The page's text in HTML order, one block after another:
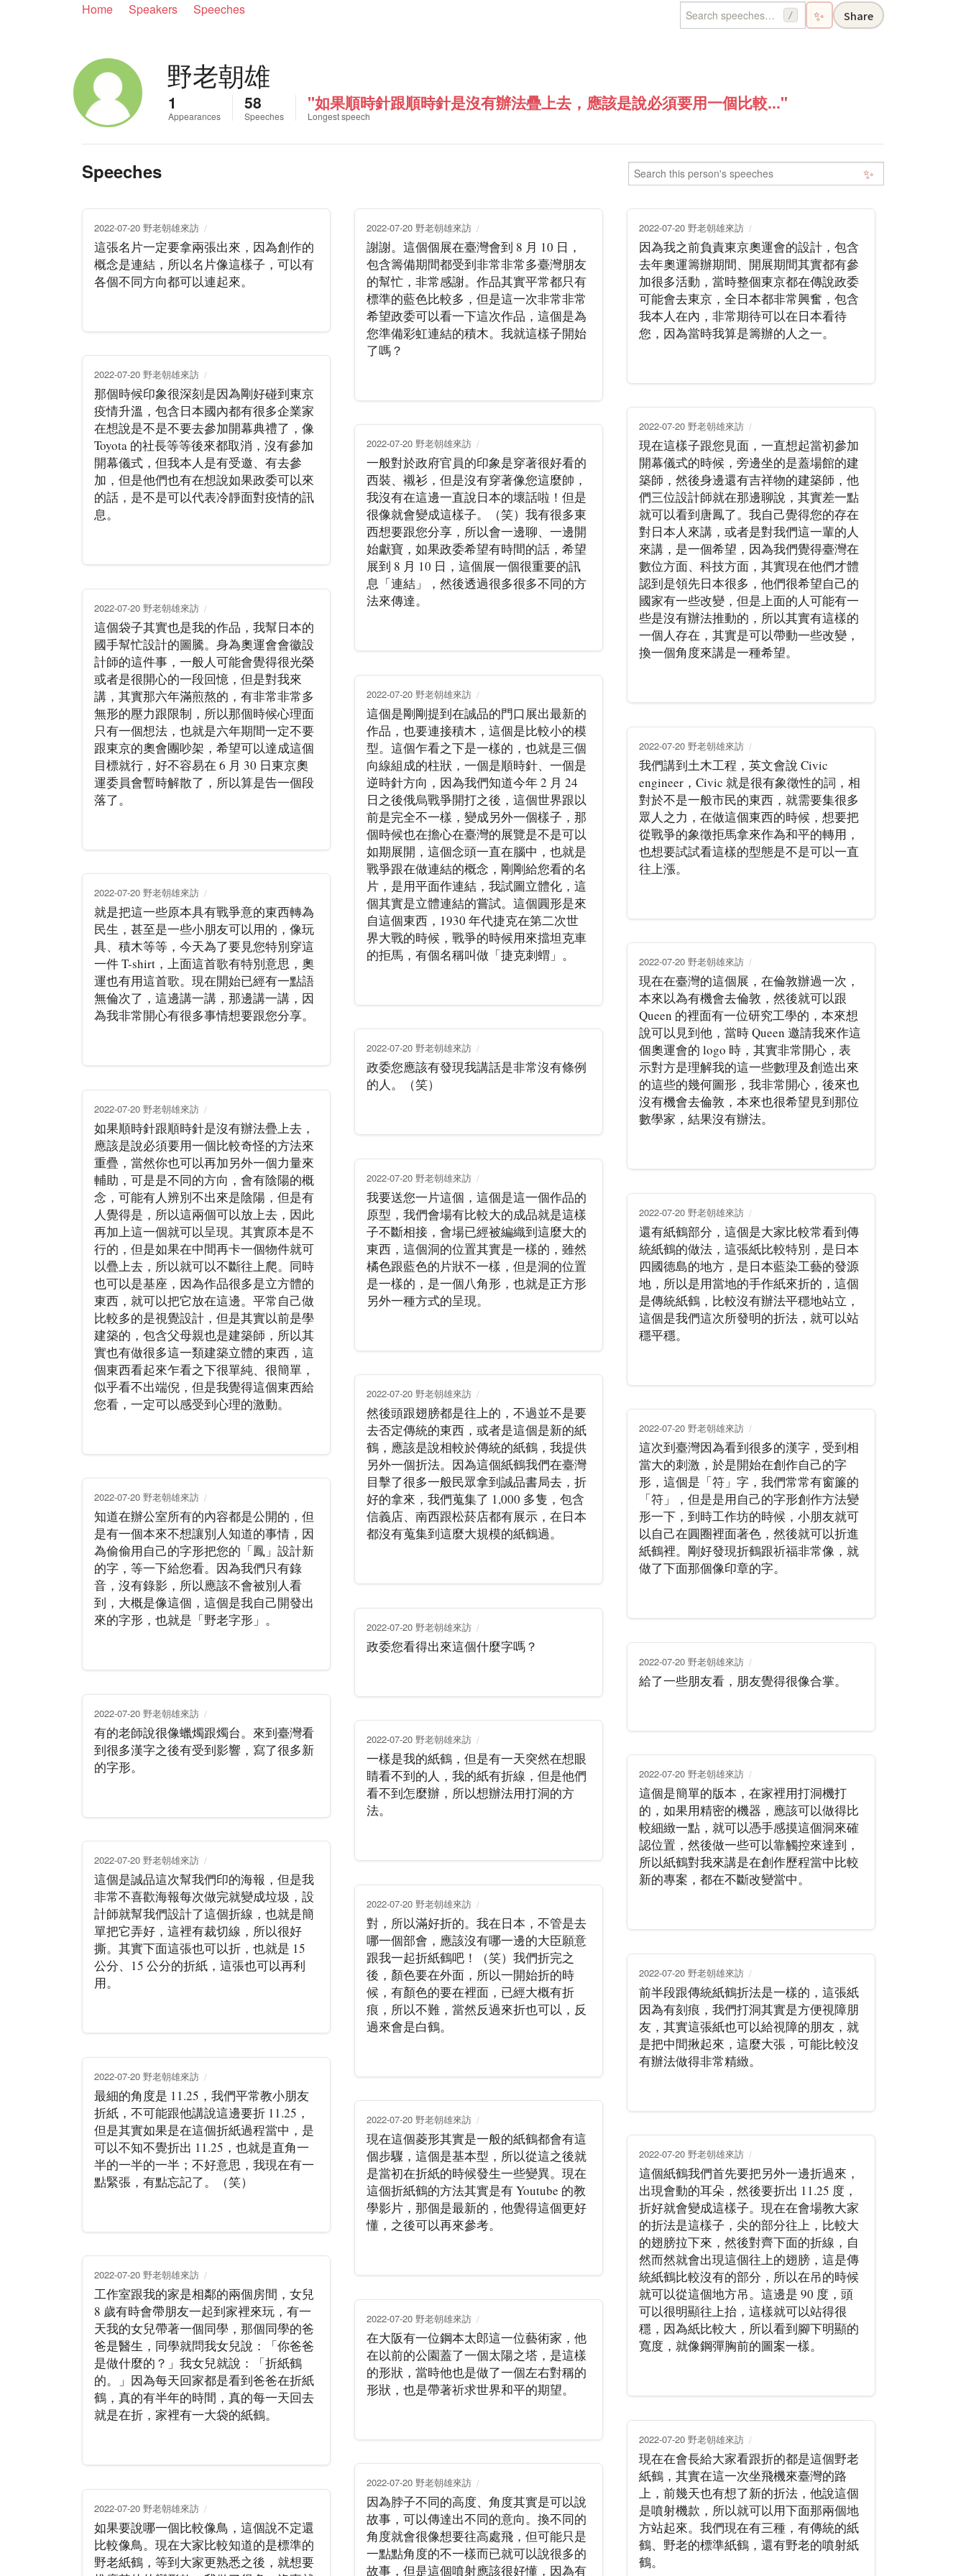
Home Speakers Speeches / ✨ Share
野老朝雄
1
Appearances
58
Speeches
"如果順時針跟順時針是沒有辦法疊上去，應該是說必須要用一個比較..."
Longest speech
Speeches ✨
2022-07-20 野老朝雄來訪
這張名片一定要拿兩張出來，因為創作的
概念是連結，所以名片像這樣子，可以有
各個不同方向都可以連起來。
2022-07-20 野老朝雄來訪
謝謝。這個個展在臺灣會到 8 月 10 日，
包含籌備期間都受到非常非常多臺灣朋友
的幫忙，非常感謝。作品其實平常都只有
標準的藍色比較多，但是這一次非常非常
希望政委可以看一下這次作品，這個是為
您準備彩虹連結的積木。我就這樣子開始
了嗎？
2022-07-20 野老朝雄來訪
因為我之前負責東京奧運會的設計，包含
去年奧運籌辦期間、開展期間其實都有參
加很多活動，當時整個東京都在傳說政委
可能會去東京，全日本都非常興奮，包含
我本人在內，非常期待可以在日本看待
您，因為當時我算是籌辦的人之一。
2022-07-20 野老朝雄來訪
那個時候印象很深刻是因為剛好碰到東京
疫情升溫，包含日本國內都有很多企業家
在想說是不是不要去參加開幕典禮了，像
Toyota 的社長等等後來都取消，沒有參加
開幕儀式，但我本人是有受邀、有去參
加，但是他們也有在想說如果政委可以來
的話，是不是可以代表冷靜面對疫情的訊
息。
2022-07-20 野老朝雄來訪
現在這樣子跟您見面，一直想起當初參加
開幕儀式的時候，旁邊坐的是蓋場館的建
築師，然後身邊還有吉祥物的建築師，他
們三位設計師就在那邊聊說，其實差一點
就可以看到唐鳳了。我自己覺得您的存在
對日本人來講，或者是對我們這一輩的人
來講，是一個希望，因為我們覺得臺灣在
數位方面、科技方面，其實現在他們才體
認到是領先日本很多，他們很希望自己的
國家有一些改變，但是上面的人可能有一
些是沒有辦法推動的，所以其實有這樣的
一個人存在，其實是可以帶動一些改變，
換一個角度來講是一種希望。
2022-07-20 野老朝雄來訪
一般對於政府官員的印象是穿著很好看的
西裝、襯衫，但是沒有穿著像您這麼帥，
我沒有在這邊一直說日本的壞話啦！但是
很像就會變成這樣子。（笑）我有很多東
西想要跟您分享，所以會一邊聊、一邊開
始獻寶，如果政委希望有時間的話，希望
展到 8 月 10 日，這個展一個很重要的訊
息「連結」，然後透過很多很多不同的方
法來傳達。
2022-07-20 野老朝雄來訪
這個袋子其實也是我的作品，我幫日本的
國手幫忙設計的圖騰。身為奧運會會徽設
計師的這件事，一般人可能會覺得很光榮
或者是很開心的一段回憶，但是對我來
講，其實那六年滿煎熬的，有非常非常多
無形的壓力跟限制，所以那個時候心理面
只有一個想法，也就是六年期間一定不要
跟東京的奧會團吵架，希望可以達成這個
目標就行，好不容易在 6 月 30 日東京奧
運委員會暫時解散了，所以算是告一個段
落了。
2022-07-20 野老朝雄來訪
這個是剛剛提到在誠品的門口展出最新的
作品，也要連接積木，這個是比較小的模
型。這個乍看之下是一樣的，也就是三個
向線組成的柱狀，一個是順時針、一個是
逆時針方向，因為我們知道今年 2 月 24
日之後俄烏戰爭開打之後，這個世界跟以
前是完全不一樣，變成另外一個樣子，那
個時候也在擔心在臺灣的展覽是不是可以
如期展開，這個念頭一直在腦中，也就是
戰爭跟在做連結的概念，剛剛給您看的名
片，是用平面作連結，我試圖立體化，這
個其實是立體連結的嘗試。這個圓形是來
自這個東西，1930 年代捷克在第二次世
界大戰的時候，戰爭的時候用來擋坦克車
的拒馬，有個名稱叫做「捷克刺蝟」。
2022-07-20 野老朝雄來訪
我們講到土木工程，英文會說 Civic
engineer，Civic 就是很有象徵性的詞，相
對於不是一般市民的東西，就需要集很多
眾人之力，在做這個東西的時候，想要把
從戰爭的象徵拒馬拿來作為和平的轉用，
也想要試試看這樣的型態是不是可以一直
往上漲。
2022-07-20 野老朝雄來訪
就是把這一些原本具有戰爭意的東西轉為
民生，甚至是一些小朋友可以用的，像玩
具、積木等等，今天為了要見您特別穿這
一件 T-shirt，上面這首歌有特別意思，奧
運也有用這首歌。現在開始已經有一點語
無倫次了，這邊講一講，那邊講一講，因
為我非常開心有很多事情想要跟您分享。
2022-07-20 野老朝雄來訪
現在在臺灣的這個展，在倫敦辦過一次，
本來以為有機會去倫敦，然後就可以跟
Queen 的裡面有一位研究工學的，本來想
說可以見到他，當時 Queen 邀請我來作這
個奧運會的 logo 時，其實非常開心，表
示對方是理解我的這一些數理及創造出來
的這些的幾何圖形，我非常開心，後來也
沒有機會去倫敦，本來也很希望見到那位
數學家，結果沒有辦法。
2022-07-20 野老朝雄來訪
政委您應該有發現我講話是非常沒有條例
的人。（笑）
2022-07-20 野老朝雄來訪
如果順時針跟順時針是沒有辦法疊上去，
應該是說必須要用一個比較奇怪的方法來
重疊，當然你也可以再加另外一個力量來
輔助，可是是不同的方向，會有陰陽的概
念，可能有人辨別不出來是陰陽，但是有
人覺得是，所以這兩個可以放上去，因此
再加上這一個就可以呈現。其實原本是不
行的，但是如果在中間再卡一個物件就可
以疊上去，所以就可以不斷往上爬。同時
也可以是基座，因為作品很多是立方體的
東西，就可以把它放在這邊。平常自己做
比較多的是視覺設計，但是其實以前是學
建築的，包含父母親也是建築師，所以其
實也有做很多這一類建築立體的東西，這
個東西看起來乍看之下很單純、很簡單，
似乎看不出端倪，但是我覺得這個東西給
您看，一定可以感受到心理的激動。
2022-07-20 野老朝雄來訪
我要送您一片這個，這個是這一個作品的
原型，我們會場有比較大的成品就是這樣
子不斷相接，會場已經被編織到這麼大的
東西，這個洞的位置其實是一樣的，雖然
橘色跟藍色的片狀不一樣，但是洞的位置
是一樣的，是一個八角形，也就是正方形
另外一種方式的呈現。
2022-07-20 野老朝雄來訪
還有紙鶴部分，這個是大家比較常看到傳
統紙鶴的做法，這張紙比較特別，是日本
四國德島的地方，是日本藍染工藝的發源
地，所以是用當地的手作紙來折的，這個
是傳統紙鶴，比較沒有辦法平穩地站立，
這個是我們這次所發明的折法，就可以站
穩平穩。
2022-07-20 野老朝雄來訪
然後頭跟翅膀都是往上的，不過並不是要
去否定傳統的東西，或者是這個是新的紙
鶴，應該是說相較於傳統的紙鶴，我提供
另外一個折法。因為這個紙鶴我們在臺灣
目擊了很多一般民眾拿到誠品書局去，折
好的拿來，我們蒐集了 1,000 多隻，包含
信義店、南西跟松菸店都有展示，在日本
都沒有蒐集到這麼大規模的紙鶴過。
2022-07-20 野老朝雄來訪
這次到臺灣因為看到很多的漢字，受到相
當大的刺激，於是開始在創作自己的字
形，這個是「符」字，我們常常有窗簾的
「符」，但是是用自己的字形創作方法變
形一下，到時工作坊的時候，小朋友就可
以自己在圓圈裡面著色，然後就可以折進
紙鶴裡。剛好發現折鶴跟祈福非常像，就
做了下面那個像印章的字。
2022-07-20 野老朝雄來訪
知道在辦公室所有的內容都是公開的，但
是有一個本來不想讓別人知道的事情，因
為偷偷用自己的字形把您的「鳳」設計新
的字，等一下給您看。因為我們只有錄
音，沒有錄影，所以應該不會被別人看
到，大概是像這個，這個是我自己開發出
來的字形，也就是「野老字形」。
2022-07-20 野老朝雄來訪
政委您看得出來這個什麼字嗎？
2022-07-20 野老朝雄來訪
給了一些朋友看，朋友覺得很像合掌。
2022-07-20 野老朝雄來訪
有的老師說很像蠟燭跟燭台。來到臺灣看
到很多漢字之後有受到影響，寫了很多新
的字形。
2022-07-20 野老朝雄來訪
一樣是我的紙鶴，但是有一天突然在想眼
睛看不到的人，我的紙有折線，但是他們
看不到怎麼辦，所以想辦法用打洞的方
法。
2022-07-20 野老朝雄來訪
這個是簡單的版本，在家裡用打洞機打
的，如果用精密的機器，應該可以做得比
較細緻一點，就可以憑手感摸這個洞來確
認位置，然後做一些可以靠觸控來達到，
所以紙鶴對我來講是在創作歷程當中比較
新的專案，都在不斷改變當中。
2022-07-20 野老朝雄來訪
這個是誠品這次幫我們印的海報，但是我
非常不喜歡海報每次做完就變成垃圾，設
計師就幫我們設計了這個折線，也就是簡
單把它弄好，這裡有裁切線，所以很好
撕。其實下面這張也可以折，也就是 15
公分、15 公分的折紙，這張也可以再利
用。
2022-07-20 野老朝雄來訪
對，所以滿好折的。我在日本，不管是去
哪一個部會，應該沒有哪一邊的大臣願意
跟我一起折紙鶴吧！（笑）我們折完之
後，顏色要在外面，所以一開始折的時
候，有顏色的要在裡面，已經大概有折
痕，所以不難，當然反過來折也可以，反
過來會是白鶴。
2022-07-20 野老朝雄來訪
前半段跟傳統紙鶴折法是一樣的，這張紙
因為有刻痕，我們打洞其實是方便視障朋
友，其實這張紙也可以給視障的朋友，就
是把中間揪起來，這麼大張，可能比較沒
有辦法做得非常精緻。
2022-07-20 野老朝雄來訪
最細的角度是 11.25，我們平常教小朋友
折紙，不可能跟他講說這邊要折 11.25，
但是其實如果是在這個折紙過程當中，是
可以不知不覺折出 11.25，也就是直角一
半的一半的一半；不好意思，我現在有一
點緊張，有點忘記了。（笑）
2022-07-20 野老朝雄來訪
現在這個菱形其實是一般的紙鶴都會有這
個步驟，這個是基本型，所以從這之後就
是當初在折紙的時候發生一些變異。現在
這個折紙鶴的方法其實是有 Youtube 的教
學影片，那個是最新的，他覺得這個更好
懂，之後可以再來參考。
2022-07-20 野老朝雄來訪
這個紙鶴我們首先要把另外一邊折過來，
出現會動的耳朵，然後要折出 11.25 度，
折好就會變成這樣子。現在在會場教大家
的折法是這樣子，尖的部分往上，比較大
的翅膀拉下來，然後對齊下面的折線，自
然而然就會出現這個往上的翅膀，這是傳
統紙鶴比較沒有的部分，所以在吊的時候
就可以從這個地方吊。這邊是 90 度，頭
可以很明顯往上抬，這樣就可以站得很
穩，因為紙比較大，所以看到腳下明顯的
寬度，就像鋼彈胸前的圖案一樣。
2022-07-20 野老朝雄來訪
工作室跟我的家是相鄰的兩個房間，女兒
8 歲有時會帶朋友一起到家裡來玩，有一
天我的女兒帶著一個同學，那個同學的爸
爸是醫生，同學就問我女兒說：「你爸爸
是做什麼的？」我女兒就說：「折紙鶴
的。」因為每天回家都是看到爸爸在折紙
鶴，真的有半年的時間，真的每一天回去
就是在折，家裡有一大袋的紙鶴。
2022-07-20 野老朝雄來訪
在大阪有一位鋼本太郎這一位藝術家，他
在以前的公園蓋了一個太陽之塔，是這樣
的形狀，當時他也是做了一個左右對稱的
形狀，也是帶著祈求世界和平的期望。
2022-07-20 野老朝雄來訪
現在在會長給大家看跟折的都是這個野老
紙鶴，其實在這一次坐飛機來臺灣的路
上，前幾天也有想了新的折法，他說這個
是噴射機款，所以就可以用下面那兩個地
方站起來。我們現在有三種，有傳統的紙
鶴、野老的標準紙鶴，還有野老的噴射紙
鶴。
2022-07-20 野老朝雄來訪
因為脖子不同的高度、角度其實是可以說
故事，可以傳達出不同的意向。換不同的
角度就會很像想要往高處飛，但可能只是
一點點角度的不一樣而已就可以說很多的
故事，但是這個噴射應該很好懂，因為有
2022-07-20 野老朝雄來訪
如果要說哪一個比較像鳥，這個說不定還
比較像鳥。現在大家比較知道的是標準的
野老紙鶴，等到大家更熟悉之後，就想要